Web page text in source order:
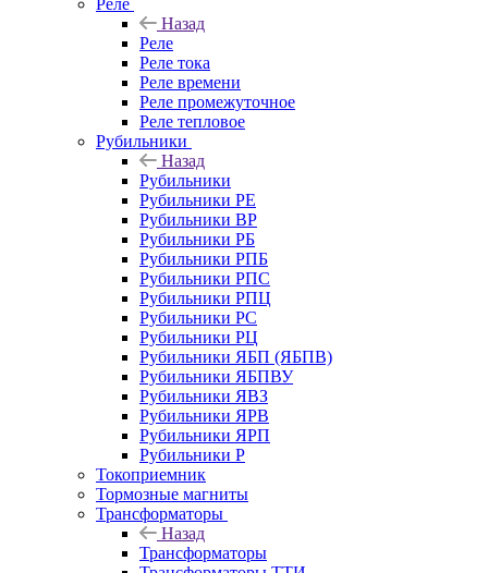
Назад
Реле
Реле тока
Реле времени
Реле промежуточное
Реле тепловое
Рубильники
Назад
Рубильники
Рубильники РЕ
Рубильники ВР
Рубильники РБ
Рубильники РПБ
Рубильники РПС
Рубильники РПЦ
Рубильники РС
Рубильники РЦ
Рубильники ЯБП (ЯБПВ)
Рубильники ЯБПВУ
Рубильники ЯВЗ
Рубильники ЯРВ
Рубильники ЯРП
Рубильники Р
Токоприемник
Тормозные магниты
Трансформаторы
Назад
Трансформаторы